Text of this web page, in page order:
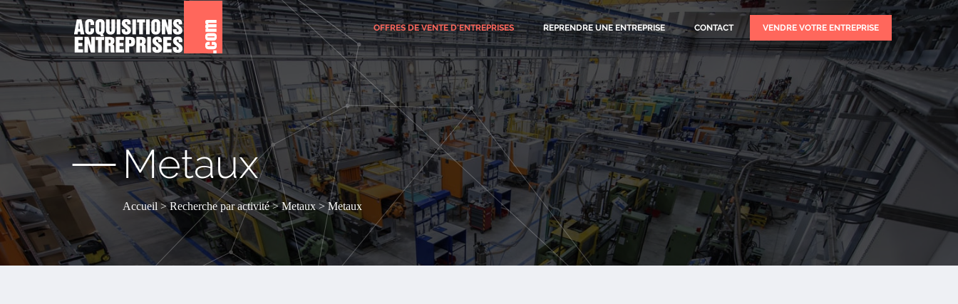
OFFRESDE VENTE D'ENTREPRISES REPRENDRE UNE ENTREPRISE CONTACT VENDRE VOTRE ENTREPRISE
—Metaux
Accueil Recherche par activité Metaux Metaux